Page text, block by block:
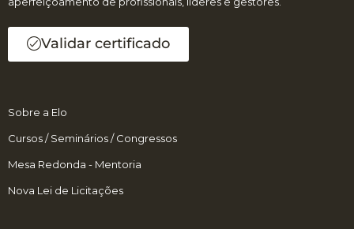
Validar certificado
Sobre a Elo
Cursos / Seminários / Congressos
Mesa Redonda - Mentoria
Nova Lei de Licitações